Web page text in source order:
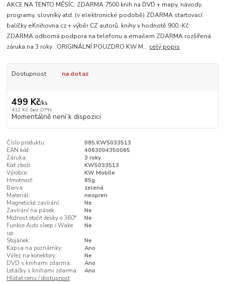
AKCE NA TENTO MĚSÍC: ZDARMA 7500 knih na DVD + mapy, návody,
programy, slovníky atd. (v elektronické podobě) ZDARMA startovací
balíčky eKnihovna.cz + výběr CZ autorů, knihy v hodnotě 900,-Kč
ZDARMA odborná podpora na telefonu a emailem ZDARMA rozšířená
záruka na 3 roky ORIGINÁLNÍ POUZDRO KW M... celý popis
Dostupnost na dotaz
499 Kč/ks
412 Kč bez DPH
Momentálně není k dispozici
Číslo produktu:
085.KW5033513
EAN kód:
4063004350065
Záruka:
3 roky
Kód zboží:
KW5033513
Výrobce:
KW Mobile
Hmotnost:
85g
Barva:
zelená
Materiál:
neopren
Magnetické zavírání:
Ne
Zavírání na pásek:
Ne
Možnost otočit desky o 360°:
Ne
Funkce Auto sleep / Wake
up:
Ne
Stojánek:
Ne
Kapsa na poznámky:
Ano
Výřez na konektory:
Ne
DVD s knihami zdarma:
Ano
Letáčky s knihami zdarma:
Ano
Hlídat cenu / dostupnost